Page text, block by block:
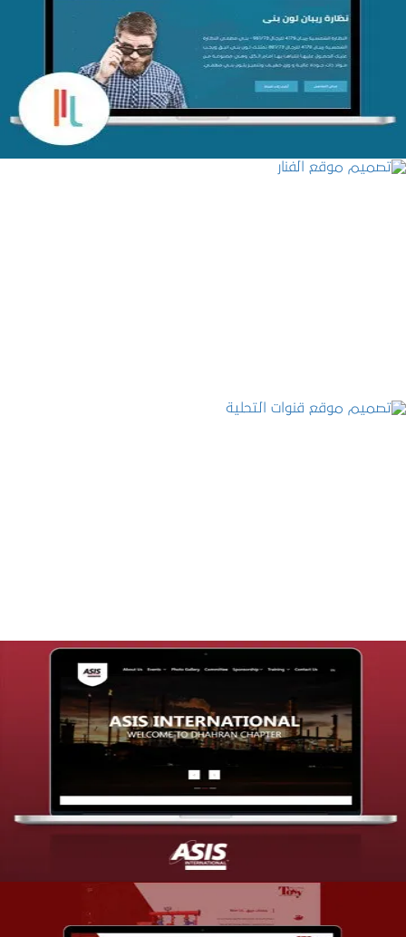
تصميم متجر اي كير
التفاصيل
تصميم موقع شركة asis
التفاصيل